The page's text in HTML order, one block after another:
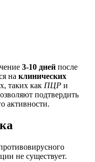
3-10 дней после
на клинических
таких как ПЦР и
подтвердить
активности.
не существует.